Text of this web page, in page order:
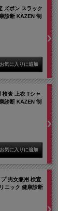
ズボン スラック
診断 KAZEN 制
検査 上衣 Tシャ
診断 KAZEN 制
男女兼用 検査
ニック 健康診断